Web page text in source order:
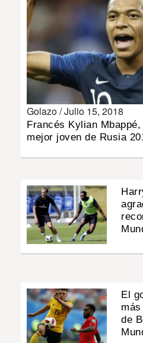
IMPRESO
Golazo /Julio 15, 2018
Francés Kylian
mejor joven de Rusia
El
de